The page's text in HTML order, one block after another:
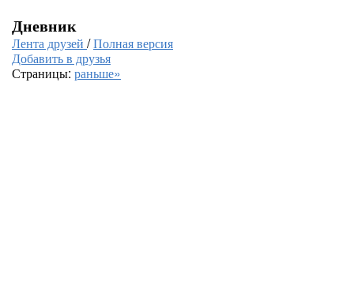
Дневник
Лента друзей /Полная версия
Добавить в друзья
Страницы: раньше»